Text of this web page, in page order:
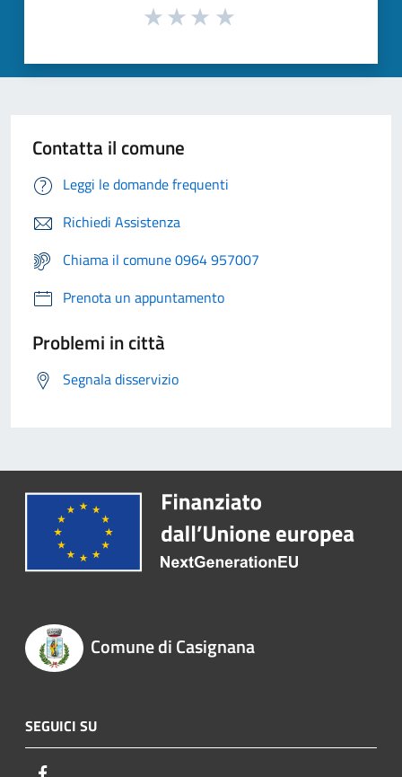
Contatta il comune
Leggi le domande frequenti
Richiedi Assistenza
Chiama il comune 0964 957007
Prenota un appuntamento
Problemi in città
Segnala disservizio
Comune di Casignana
SEGUICI SU